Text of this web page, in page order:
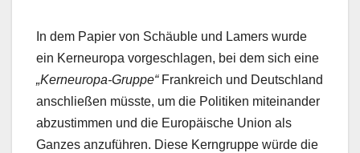
In dem Papier von Schäuble und Lamers wurde
ein Kerneuropa vorgeschlagen, bei dem sich eine
„Kerneuropa-Gruppe“Frankreich und Deutschland
anschließen müsste, um die Politiken miteinander
abzustimmen und die Europäische Union als
Ganzes anzuführen. Diese Kerngruppe würde die